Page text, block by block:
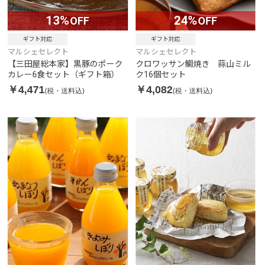
13%OFF
ギフト対応
マルシェセレクト
【三田屋総本家】黒豚のポーク
カレー6食セット（ギフト箱）
￥4,471(税・送料込)
24%OFF
ギフト対応
マルシェセレクト
クロワッサン鯛焼き 蒜山ミル
ク16個セット
￥4,082(税・送料込)